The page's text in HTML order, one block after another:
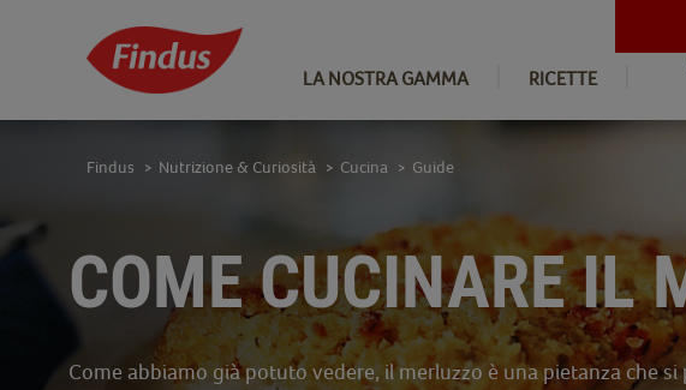
LA NOSTRA GAMMA RICETTE
COME CUCINARE IL
Come abbiamo già potuto vedere, il merluzzo è una pietanza che si
Findus > Nutrizione & Curiosità > Cucina > Guide